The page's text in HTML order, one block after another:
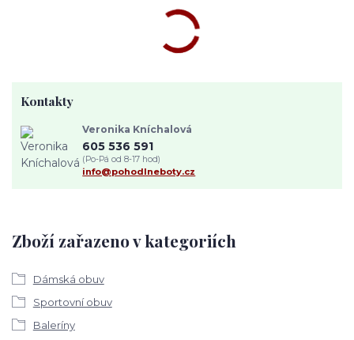
Zboží zařazeno v kategoriích
Dámská obuv
Sportovní obuv
Baleríny
Kontakty
Veronika Kníchalová
605 536 591
(Po-Pá od 8-17 hod)
info@pohodlneboty.cz